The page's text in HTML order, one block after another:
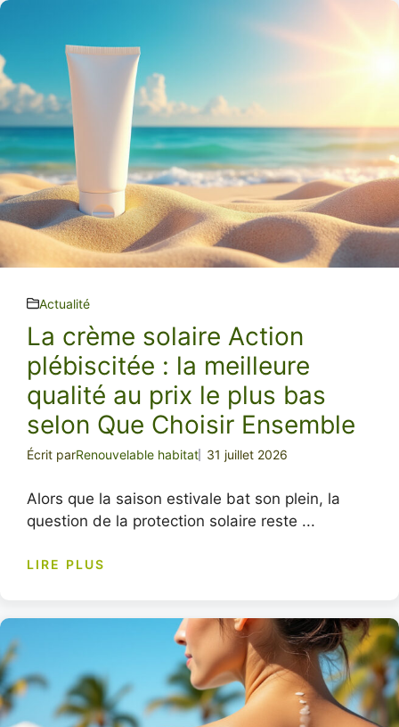
Actualité
La crème solaire Action
plébiscitée : la meilleure
qualité au prix le plus bas
selon Que Choisir Ensemble
Écrit parRenouvelable habitat 31 juillet 2026
Alors que la saison estivale bat son plein, la
question de la protection solaire reste ...
LIRE PLUS